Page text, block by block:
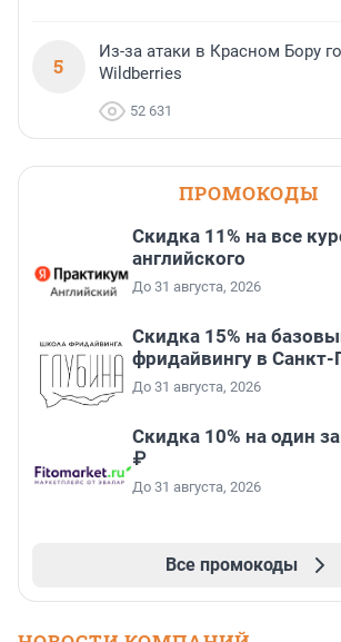
5
Из-за атаки в Красном Бору
Wildberries
52 631
ПРОМОКОДЫ
Скидка 11% на все
английского
До 31 августа, 2026
Скидка 15% на
фридайвингу в Санкт-
До 31 августа, 2026
Скидка 10% на один
₽
До 31 августа, 2026
Все промокоды